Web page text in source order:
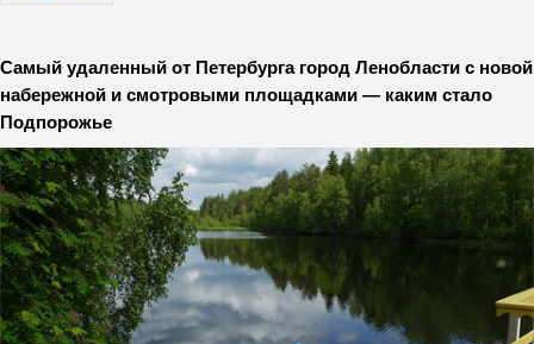
Самый удаленный от Петербурга город Ленобласти с новой
набережной и смотровыми площадками — каким стало
Подпорожье